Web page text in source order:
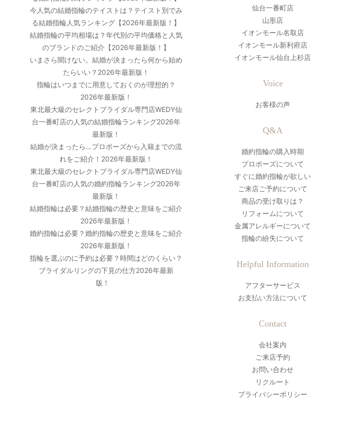
今人気の結婚指輪のテイストは？テイスト別でみ
る結婚指輪人気ランキング【2026年最新版！】
結婚指輪の平均相場は？年代別の平均価格と人気
のブランドのご紹介【2026年最新版！】
いまさら聞けない。結婚が決まったら何から始め
たらいい？2026年最新版！
指輪はいつまでに用意しておくのが理想的？
2026年最新版！
東北最大級のセレクトブライダル専門店WEDY仙
台一番町店の人気の結婚指輪ランキング2026年
最新版！
結婚が決まったら…プロポーズから入籍までの流
れをご紹介！2026年最新版！
東北最大級のセレクトブライダル専門店WEDY仙
台一番町店の人気の婚約指輪ランキング2026年
最新版！
結婚指輪は必要？結婚指輪の歴史と意味をご紹介
2026年最新版！
婚約指輪は必要？婚約指輪の歴史と意味をご紹介
2026年最新版！
指輪を選ぶのに予約は必要？時間はどのくらい？
ブライダルリングの下見の仕方2026年最新
版！
仙台一番町店
山形店
イオンモール名取店
イオンモール新利府店
イオンモール仙台上杉店
Voice
お客様の声
Q&A
婚約指輪の購入時期
プロポーズについて
すぐに婚約指輪が欲しい
ご来店ご予約について
商品の受け取りは？
リフォームについて
金属アレルギーについて
指輪の紛失について
Helpful Information
アフターサービス
お支払い方法について
Contact
会社案内
ご来店予約
お問い合わせ
リクルート
プライバシーポリシー